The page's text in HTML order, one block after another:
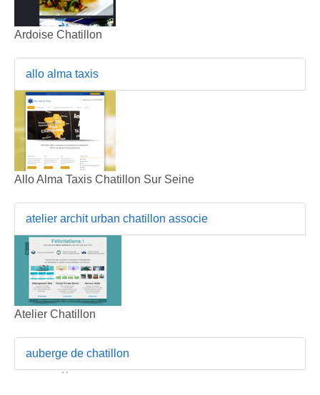
Ardoise Chatillon
allo alma taxis
Allo Alma Taxis Chatillon Sur Seine
atelier archit urban chatillon associe
Atelier Chatillon
auberge de chatillon